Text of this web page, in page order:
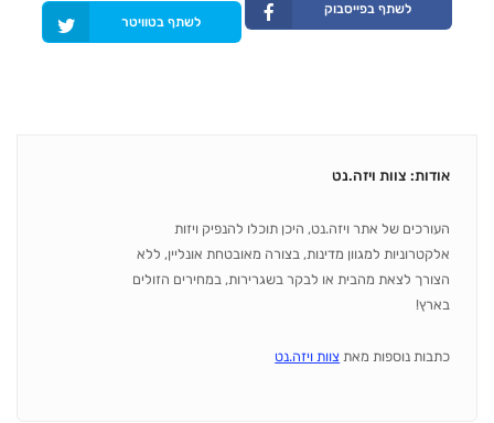
לשתף בפייסבוק
לשתף בטוויטר
אודות: צוות ויזה.נט
העורכים של אתר ויזה.נט, היכן תוכלו להנפיק ויזות
אלקטרוניות למגוון מדינות, בצורה מאובטחת אונליין, ללא
הצורך לצאת מהבית או לבקר בשגרירות, במחירים הזולים
בארץ!
כתבות נוספות מאת צוות ויזה.נט